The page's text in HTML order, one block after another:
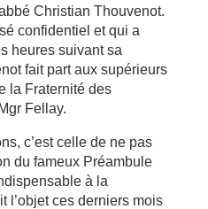
Christian Thouvenot.
confidentiel et qui a
heures suivant sa
fait part aux supérieurs
la Fraternité des
Fellay.
c’est celle de ne pas
du fameux Préambule
à la
l’objet ces derniers mois